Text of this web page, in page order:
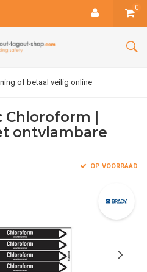
0
of betaal veilig online
|
ontvlambare
OP VOORRAAD